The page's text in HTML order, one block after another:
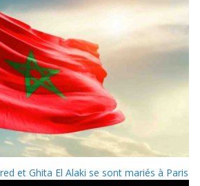
et Ghita El Alaki se sont mariés à Paris